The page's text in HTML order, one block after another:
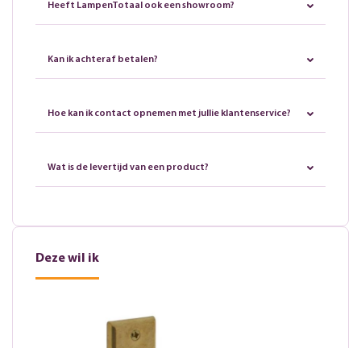
Heeft LampenTotaal ook een showroom?
Kan ik achteraf betalen?
Hoe kan ik contact opnemen met jullie klantenservice?
Wat is de levertijd van een product?
Deze wil ik